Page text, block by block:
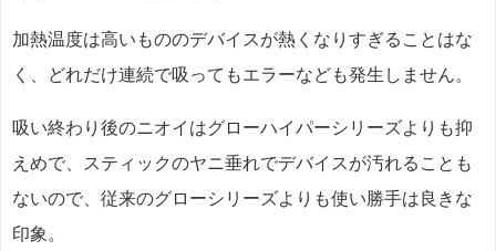
加熱温度は高いもののデバイスが熱くなりすぎることはな
く、どれだけ連続で吸ってもエラーなども発生しません。
吸い終わり後のニオイはグローハイパーシリーズよりも抑
えめで、スティックのヤニ垂れでデバイスが汚れることも
ないので、従来のグローシリーズよりも使い勝手は良きな
印象。